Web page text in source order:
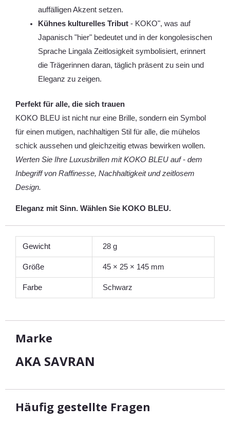
auffälligen Akzent setzen.
Kühnes kulturelles Tribut- KOKO", was auf
Japanisch "hier" bedeutet und in der kongolesischen
Sprache Lingala Zeitlosigkeit symbolisiert, erinnert
die Trägerinnen daran, täglich präsent zu sein und
Eleganz zu zeigen.
Perfekt für alle, die sich trauen
KOKO BLEU ist nicht nur eine Brille, sondern ein Symbol
für einen mutigen, nachhaltigen Stil für alle, die mühelos
schick aussehen und gleichzeitig etwas bewirken wollen.
Werten Sie Ihre Luxusbrillen mit KOKO BLEU auf - dem
Inbegriff von Raffinesse, Nachhaltigkeit und zeitlosem
Design.
Eleganz mit Sinn. Wählen Sie KOKO BLEU.
Gewicht 28 g
Größe 45 × 25 × 145 mm
Farbe Schwarz
Marke
AKA SAVRAN
Häufig gestellte Fragen